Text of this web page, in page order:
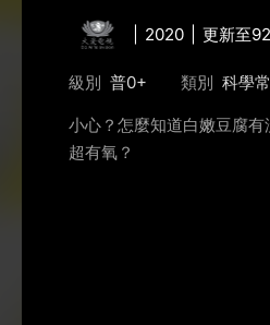
2020 更新至
級別 普0+ 類別 科學
小心？怎麼知道白嫩豆腐
超有氧？